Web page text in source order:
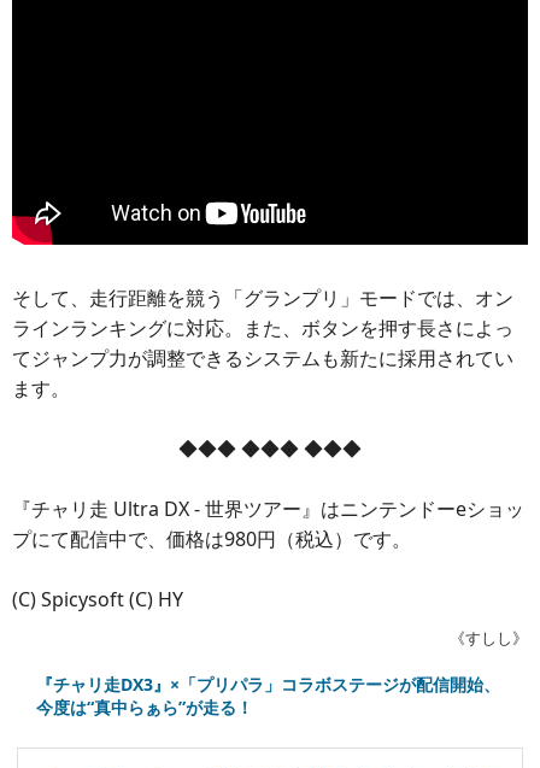
そして、走行距離を競う「グランプリ」モードでは、オン
ラインランキングに対応。また、ボタンを押す長さによっ
てジャンプ力が調整できるシステムも新たに採用されてい
ます。
◆◆◆ ◆◆◆ ◆◆◆
『チャリ走 Ultra DX - 世界ツアー』はニンテンドーeショッ
プにて配信中で、価格は980円（税込）です。
(C) Spicysoft (C) HY
《すしし》
『チャリ走DX3』×「プリパラ」コラボステージが配信開始、
今度は“真中らぁら”が走る！